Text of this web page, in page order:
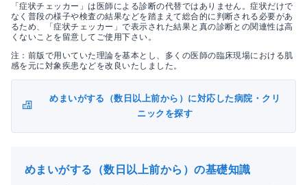
「症状チェッカー」は医師による診断の代替ではありません。症状だけで
なく普段の様子や検査の結果などを踏まえて総合的に判断される必要があ
るため、「症状チェッカー」で表示された結果と真の診断との関連性は高
くないことを留意してご使用下さい。
注：前版で用いていた理論を基本とし、多くの医師の臨床現場における肌
感を元に対象疾患などを改良いたしました。
めまいがする（数日以上前から）に対応した病院・クリ
ニックを探す
めまいがする（数日以上前から）の基礎知識